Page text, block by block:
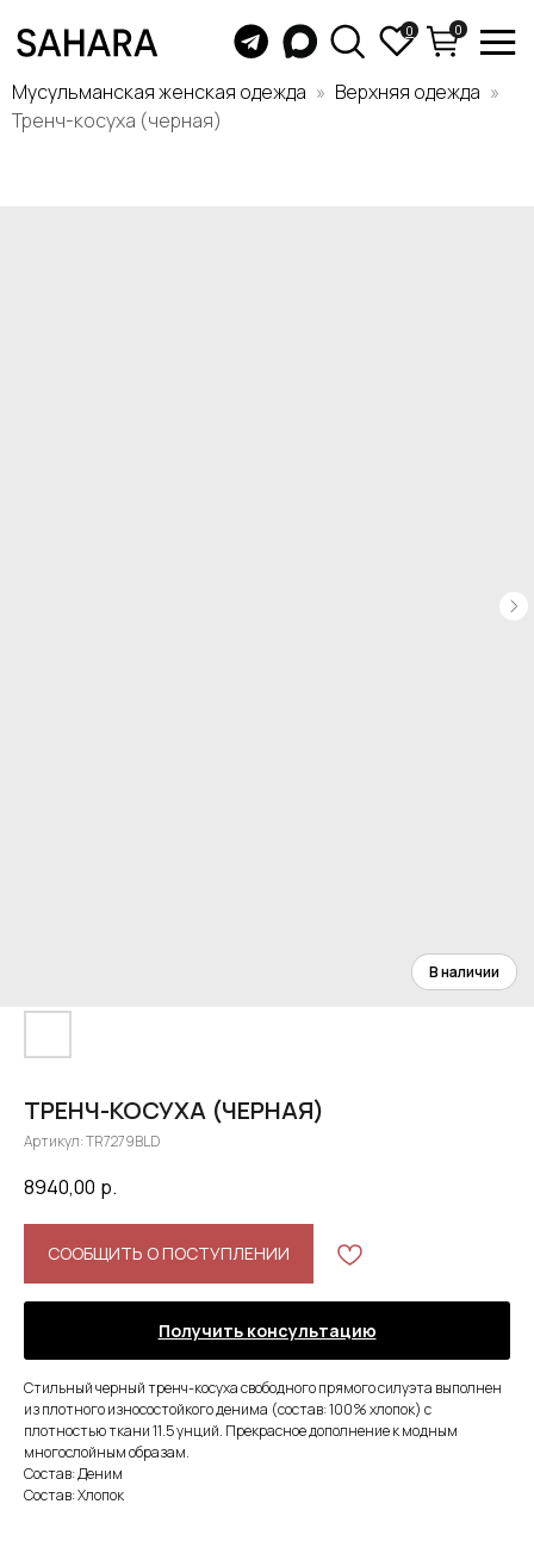
Мусульманская женская одежда
Верхняя одежда
Тренч-косуха (черная)
ТРЕНЧ-КОСУХА (ЧЕРНАЯ)
Артикул:TR7279BLD
8940,00 р.
СООБЩИТЬ О ПОСТУПЛЕНИИ
Получить консультацию
Стильный черный тренч-косуха свободного прямого силуэта выполнен
из плотного износостойкого денима (состав: 100% хлопок) с
плотностью ткани 11.5 унций. Прекрасное дополнение к модным
многослойным образам.
Состав: Деним
Состав: Хлопок